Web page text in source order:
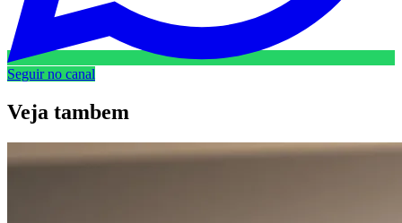
Seguir no canal
Veja tambem